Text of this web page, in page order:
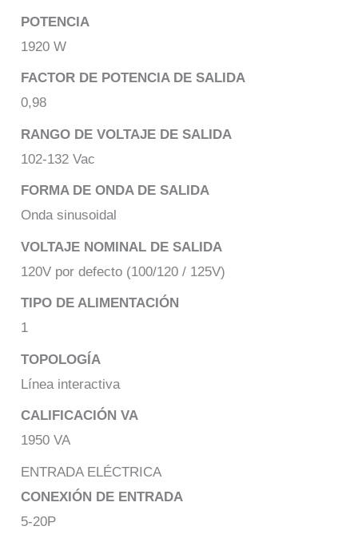
POTENCIA
1920 W
FACTOR DE POTENCIA DE SALIDA
0,98
RANGO DE VOLTAJE DE SALIDA
102-132 Vac
FORMA DE ONDA DE SALIDA
Onda sinusoidal
VOLTAJE NOMINAL DE SALIDA
120V por defecto (100/120 / 125V)
TIPO DE ALIMENTACIÓN
1
TOPOLOGÍA
Línea interactiva
CALIFICACIÓN VA
1950 VA
ENTRADA ELÉCTRICA
CONEXIÓN DE ENTRADA
5-20P